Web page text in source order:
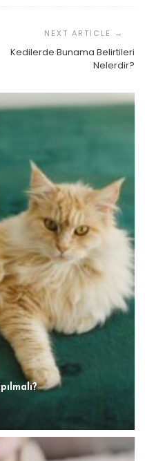
Kedilerde Bunama Belirtileri
Nelerdir?